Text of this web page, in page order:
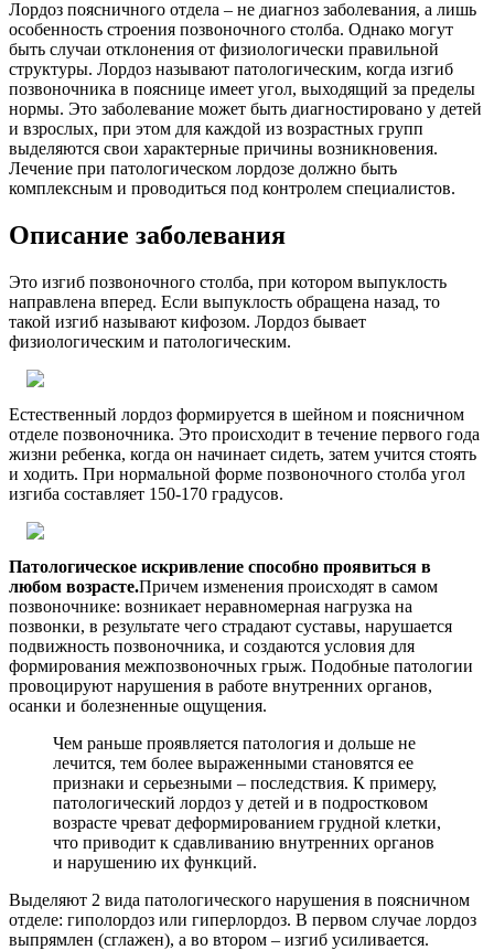
Лордоз поясничного отдела – не диагноз заболевания, а лишь
особенность строения позвоночного столба. Однако могут
быть случаи отклонения от физиологически правильной
структуры. Лордоз называют патологическим, когда изгиб
позвоночника в пояснице имеет угол, выходящий за пределы
нормы. Это заболевание может быть диагностировано у детей
и взрослых, при этом для каждой из возрастных групп
выделяются свои характерные причины возникновения.
Лечение при патологическом лордозе должно быть
комплексным и проводиться под контролем специалистов.
Описание заболевания
Это изгиб позвоночного столба, при котором выпуклость
направлена вперед. Если выпуклость обращена назад, то
такой изгиб называют кифозом. Лордоз бывает
физиологическим и патологическим.
Естественный лордоз формируется в шейном и поясничном
отделе позвоночника. Это происходит в течение первого года
жизни ребенка, когда он начинает сидеть, затем учится стоять
и ходить. При нормальной форме позвоночного столба угол
изгиба составляет 150-170 градусов.
Патологическое искривление способно проявиться в
любом возрасте.Причем изменения происходят в самом
позвоночнике: возникает неравномерная нагрузка на
позвонки, в результате чего страдают суставы, нарушается
подвижность позвоночника, и создаются условия для
формирования межпозвоночных грыж. Подобные патологии
провоцируют нарушения в работе внутренних органов,
осанки и болезненные ощущения.
Чем раньше проявляется патология и дольше не
лечится, тем более выраженными становятся ее
признаки и серьезными – последствия. К примеру,
патологический лордоз у детей и в подростковом
возрасте чреват деформированием грудной клетки,
что приводит к сдавливанию внутренних органов
и нарушению их функций.
Выделяют 2 вида патологического нарушения в поясничном
отделе: гиполордоз или гиперлордоз. В первом случае лордоз
выпрямлен (сглажен), а во втором – изгиб усиливается.